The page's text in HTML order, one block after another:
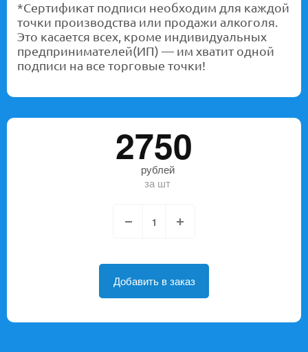
*Сертификат подписи необходим для каждой
точки производства или продажи алкоголя.
Это касается всех, кроме индивидуальных
предпринимателей(ИП) — им хватит одной
подписи на все торговые точки!
2750
рублей
за шт
Добавить в заказ